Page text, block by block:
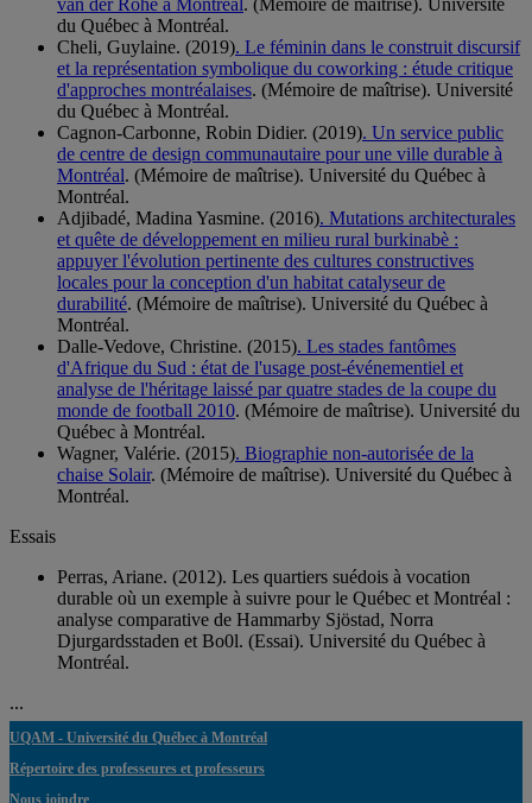
van der Rohe à Montréal. (Mémoire de maîtrise). Université
du Québec à Montréal.
Cheli, Guylaine. (2019). Le féminin dans le construit discursif
et la représentation symbolique du coworking : étude critique
d'approches montréalaises. (Mémoire de maîtrise). Université
du Québec à Montréal.
Cagnon-Carbonne, Robin Didier. (2019). Un service public
de centre de design communautaire pour une ville durable à
Montréal. (Mémoire de maîtrise). Université du Québec à
Montréal.
Adjibadé, Madina Yasmine. (2016). Mutations architecturales
et quête de développement en milieu rural burkinabè :
appuyer l'évolution pertinente des cultures constructives
locales pour la conception d'un habitat catalyseur de
durabilité. (Mémoire de maîtrise). Université du Québec à
Montréal.
Dalle-Vedove, Christine. (2015). Les stades fantômes
d'Afrique du Sud : état de l'usage post-événementiel et
analyse de l'héritage laissé par quatre stades de la coupe du
monde de football 2010. (Mémoire de maîtrise). Université du
Québec à Montréal.
Wagner, Valérie. (2015). Biographie non-autorisée de la
chaise Solair. (Mémoire de maîtrise). Université du Québec à
Montréal.
Essais
Perras, Ariane. (2012). Les quartiers suédois à vocation
durable où un exemple à suivre pour le Québec et Montréal :
analyse comparative de Hammarby Sjöstad, Norra
Djurgardsstaden et Bo0l. (Essai). Université du Québec à
Montréal.
...
UQAM - Université du Québec à Montréal
Répertoire des professeures et professeurs
Nous joindre